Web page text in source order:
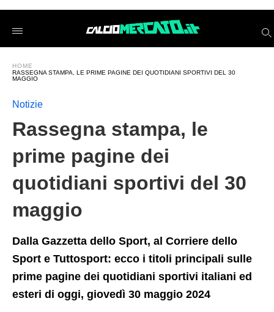
/2024/05/30/rassegna-
le-
pagine-
dei-
sportivi-
del-
maggio-
2/amp/
HOME
RASSEGNA STAMPA, LE PRIME PAGINE DEI QUOTIDIANI SPORTIVI DEL 30
MAGGIO
Notizie
Rassegna stampa, le
prime pagine dei
quotidiani sportivi del 30
maggio
Dalla Gazzetta dello Sport, al Corriere dello
Sport e Tuttosport: ecco i titoli principali sulle
prime pagine dei quotidiani sportivi italiani ed
esteri di oggi, giovedì 30 maggio 2024